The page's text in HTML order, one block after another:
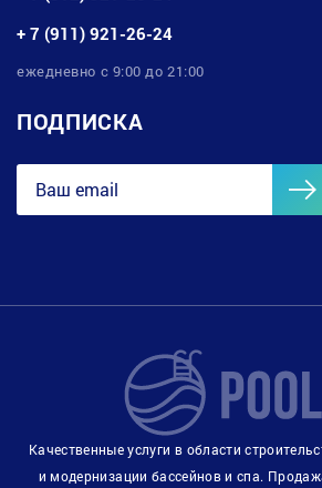
+ 7 (911) 921-26-24
ежедневно с 9:00 до 21:00
ПОДПИСКА
Качественные услуги в области
и модернизации бассейнов и спа.